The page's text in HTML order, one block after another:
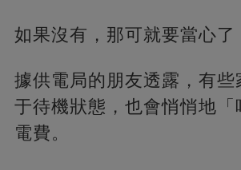
如果沒有，那可就要當心了
據供電局的朋友透露，有些
于待機狀態，也會悄悄地「
電費。